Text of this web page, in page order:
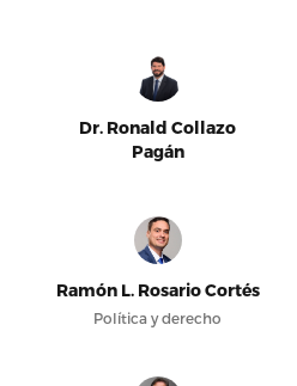
Dr. Ronald Collazo
Pagán
Ramón L. Rosario Cortés
Política y derecho